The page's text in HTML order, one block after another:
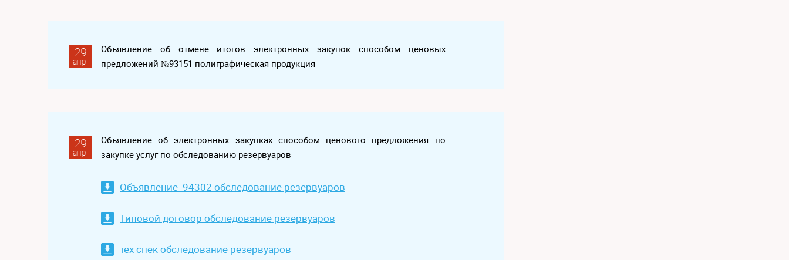
29
апр.
Объявление об отмене итогов электронных закупок способом ценовых
предложений №93151 полиграфическая продукция
29
апр.
Объявление об электронных закупках способом ценового предложения по
закупке услуг по обследованию резервуаров
Объявление_94302 обследование резервуаров
Типовой договор обследование резервуаров
тех спек обследование резервуаров